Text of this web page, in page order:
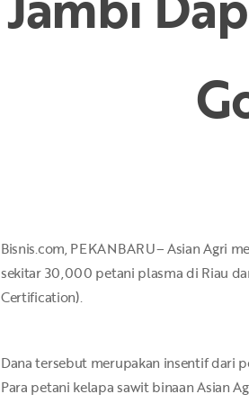
Bisnis.com, PEKANBARU– Asian Agri
sekitar 30,000 petani plasma di Riau
Certification).
Dana tersebut merupakan insentif dari
Para petani kelapa sawit binaan Asian